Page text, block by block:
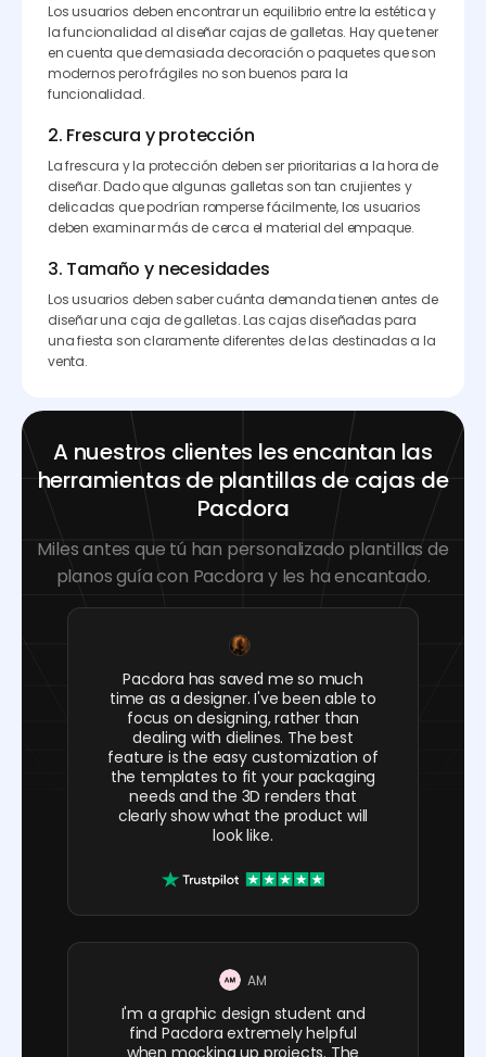
Los usuarios deben encontrar un equilibrio entre la estética y
la funcionalidad al diseñar cajas de galletas. Hay que tener
en cuenta que demasiada decoración o paquetes que son
modernos pero frágiles no son buenos para la
funcionalidad.
2. Frescura y protección
La frescura y la protección deben ser prioritarias a la hora de
diseñar. Dado que algunas galletas son tan crujientes y
delicadas que podrían romperse fácilmente, los usuarios
deben examinar más de cerca el material del empaque.
3. Tamaño y necesidades
Los usuarios deben saber cuánta demanda tienen antes de
diseñar una caja de galletas. Las cajas diseñadas para
una fiesta son claramente diferentes de las destinadas a la
venta.
A nuestros clientes les encantan las
herramientas de plantillas de cajas de
Pacdora
Miles antes que tú han personalizado plantillas de
planos guía con Pacdora y les ha encantado.
Pacdora has saved me so much
time as a designer. I've been able to
focus on designing, rather than
dealing with dielines. The best
feature is the easy customization of
the templates to fit your packaging
needs and the 3D renders that
clearly show what the product will
look like.
AM
I'm a graphic design student and
find Pacdora extremely helpful